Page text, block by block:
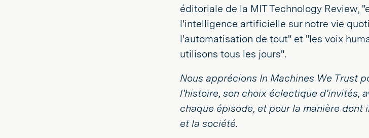
éditoriale de la MIT Technology Review,
l'intelligence artificielle sur notre vie
l'automatisation de tout" et "les voix
utilisons tous les jours".
Nous apprécions In Machines We Trust
l'histoire, son choix éclectique d'invités,
chaque épisode, et pour la manière
et la société.